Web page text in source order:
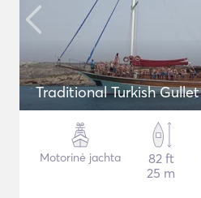
Motorinė jachta
82 ft
25 m